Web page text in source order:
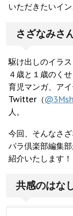
いただきたいイ
さざなみさ
駆け出しのイラス
４歳と１歳のく
育児マンガ、アイ
Twitter（
人。
今回、そんなさ
パラ倶楽部編集
紹介いたします！
共感のはな